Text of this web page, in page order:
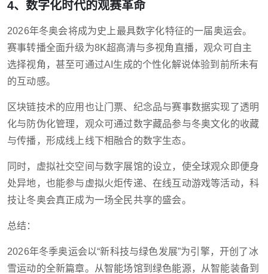
4、数字化时代的观赛革命
2026年冬奥会将成为史上最具数字化特征的一届奥运会。
赛事转播全面升级为8K超高清与多视角直播，观众可自主
选择视角，甚至可通过AI生成的个性化解说体验到前所未有
的互动感。
区块链技术的应用也让门票、纪念品与赛事数据实现了透明
化与防伪化管理，观众可通过数字藏品参与冬奥文化的收藏
与传播，形成线上线下相融合的数字生态。
同时，虚拟社交空间与数字展馆的设立，使全球观众即便身
处异地，也能参与虚拟火炬传递、在线互动游戏等活动，科
技让冬奥会真正成为一场全民共享的盛会。
总结：
2026年冬季奥运会以“新科技与绿色发展”为引擎，开创了冰
雪运动的全新篇章。从智能场馆到绿色能源，从智能装备到